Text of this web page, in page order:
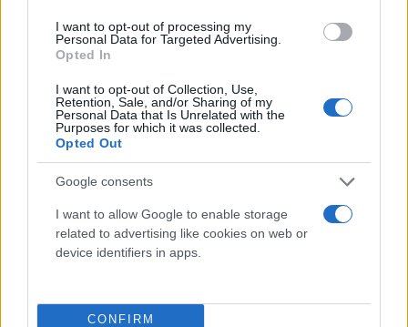
I want to opt-out of processing my
Personal Data for Targeted Advertising.
Opted In
I want to opt-out of Collection, Use,
Retention, Sale, and/or Sharing of my
Personal Data that Is Unrelated with the
Purposes for which it was collected.
Opted Out
Google consents
I want to allow Google to enable storage
related to advertising like cookies on web or
device identifiers in apps.
CONFIRM
Τέμπη: Η προφητική ανάρτηση λίγα λεπτά πριν
από την τραγωδία - «Δεν υπάρχει
01.03.2023 16:22